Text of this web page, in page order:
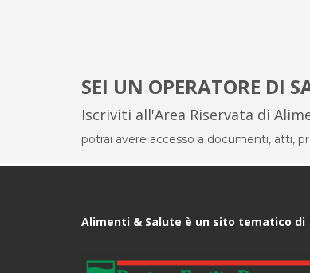
SEI UN OPERATORE DI
Iscriviti all'Area Riservata di
potrai avere accesso a documenti, atti,
Alimenti & Salute è un sito tematico di